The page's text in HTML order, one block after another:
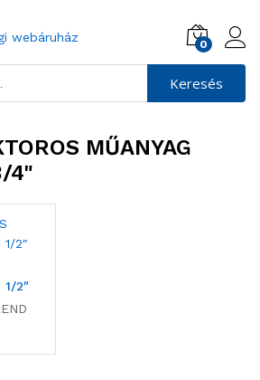
0
Keresés
MŰANYAG
4"
1/2″